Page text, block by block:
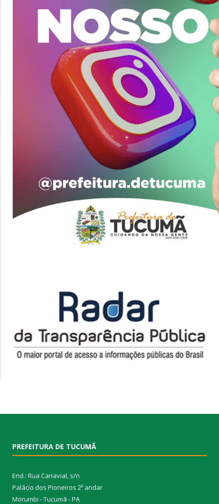
PREFEITURA DE TUCUMÃ
End.: Rua Canavial, s/n
Palácio dos Pioneiros 2º andar
Morumbi - Tucumã - PA